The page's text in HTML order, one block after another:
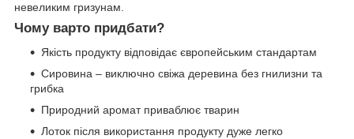
невеликим гризунам.
Чому варто придбати?
Якість продукту відповідає європейським стандартам
Сировина – виключно свіжа деревина без гнилизни та
грибка
Природний аромат приваблює тварин
Лоток після використання продукту дуже легко